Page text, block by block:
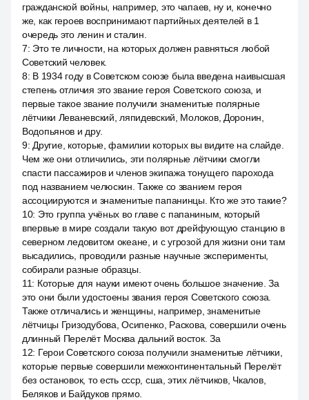
гражданской войны, например, это чапаев, ну и, конечно
же, как героев воспринимают партийных деятелей в 1
очередь это ленин и сталин.
7: Это те личности, на которых должен равняться любой
Советский человек.
8: В 1934 году в Советском союзе была введена наивысшая
степень отличия это звание героя Советского союза, и
первые такое звание получили знаменитые полярные
лётчики Леваневский, ляпидевский, Молоков, Доронин,
Водопьянов и дру.
9: Другие, которые, фамилии которых вы видите на слайде.
Чем же они отличились, эти полярные лётчики смогли
спасти пассажиров и членов экипажа тонущего парохода
под названием челюскин. Также со званием героя
ассоциируются и знаменитые папанинцы. Кто же это такие?
10: Это группа учёных во главе с папаниным, который
впервые в мире создали такую вот дрейфующую станцию в
северном ледовитом океане, и с угрозой для жизни они там
высадились, проводили разные научные эксперименты,
собирали разные образцы.
11: Которые для науки имеют очень большое значение. За
это они были удостоены звания героя Советского союза.
Также отличались и женщины, например, знаменитые
лётчицы Гризодубова, Осипенко, Раскова, совершили очень
длинный Перелёт Москва дальний восток. За
12: Герои Советского союза получили знаменитые лётчики,
которые первые совершили межконтинентальный Перелёт
без остановок, то есть ссср, сша, этих лётчиков, Чкалов,
Беляков и Байдуков прямо.